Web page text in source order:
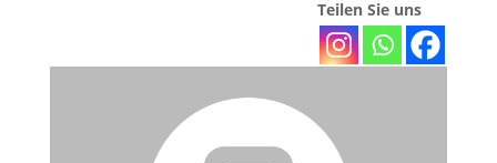
Teilen Sie uns